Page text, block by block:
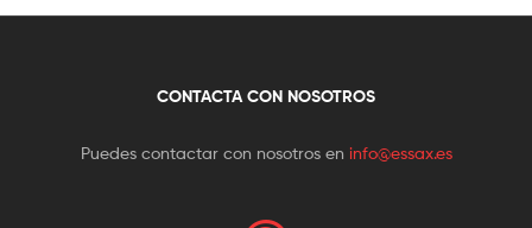
CONTACTA CON NOSOTROS
Puedes contactar con nosotros en info@essax.es